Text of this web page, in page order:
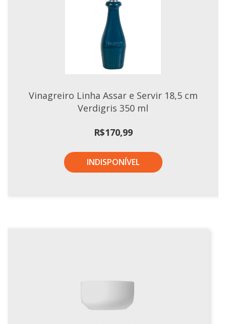
Vinagreiro Linha Assar e Servir 18,5 cm
Verdigris 350 ml
R$170,99
INDISPONÍVEL